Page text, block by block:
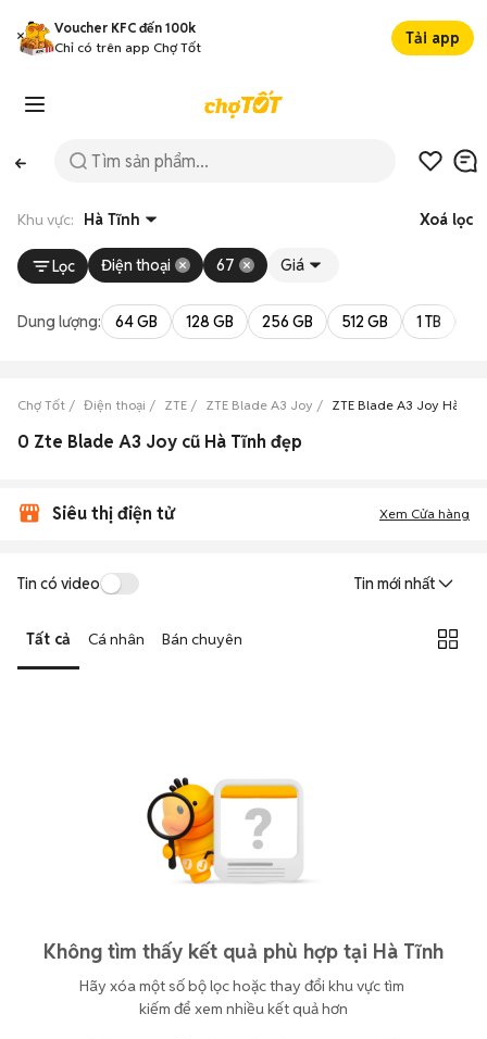
Voucher KFC đến 100k
Chỉ có trên app Chợ Tốt
Tải app
Khu vực: Hà Tĩnh Xoá lọc
Lọc Điện thoại 67 Giá
Dung lượng: 64 GB 128 GB 256 GB 512 GB 1 TB
Chợ Tốt Điện thoại ZTE ZTE Blade A3 Joy ZTE Blade A3 Joy Hà
0 Zte Blade A3 Joy cũ Hà Tĩnh đẹp
Siêu thị điện tử Xem Cửa hàng
Tin có video Tin mới nhất
Tất cả Cá nhân Bán chuyên
Không tìm thấy kết quả phù hợp tại Hà Tĩnh
Hãy xóa một số bộ lọc hoặc thay đổi khu vực tìm
kiếm để xem nhiều kết quả hơn